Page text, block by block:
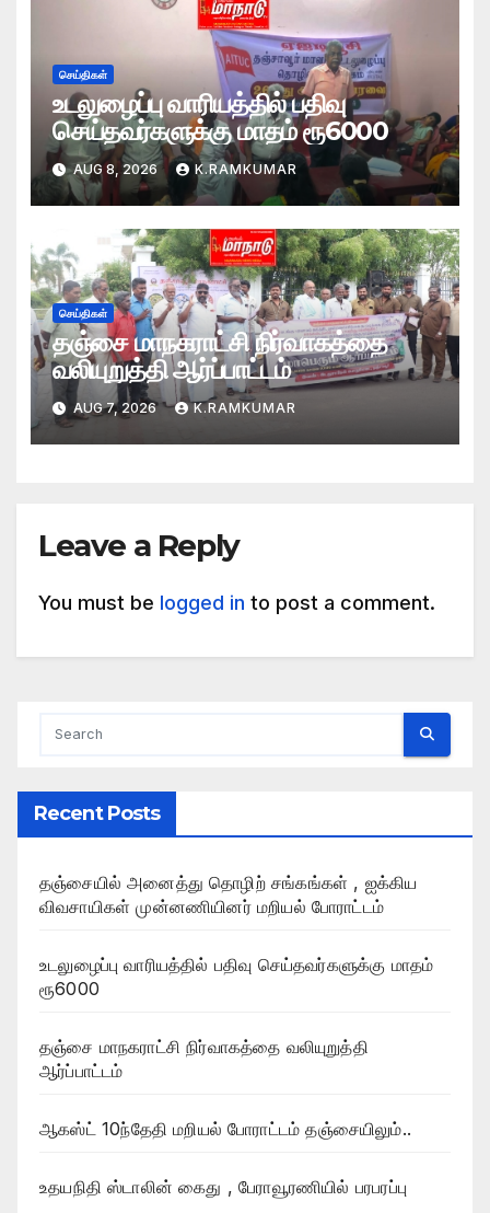
செய்திகள்
உடலுழைப்பு வாரியத்தில் பதிவு
செய்தவர்களுக்கு மாதம் ரூ6000
AUG 8, 2026 K.RAMKUMAR
செய்திகள்
தஞ்சை மாநகராட்சி நிர்வாகத்தை
வலியுறுத்தி ஆர்ப்பாட்டம்
AUG 7, 2026 K.RAMKUMAR
Leave a Reply
You must be logged in to post a comment.
Recent Posts
தஞ்சையில் அனைத்து தொழிற் சங்கங்கள் , ஐக்கிய
விவசாயிகள் முன்னணியினர் மறியல் போராட்டம்
உடலுழைப்பு வாரியத்தில் பதிவு செய்தவர்களுக்கு மாதம்
ரூ6000
தஞ்சை மாநகராட்சி நிர்வாகத்தை வலியுறுத்தி
ஆர்ப்பாட்டம்
ஆகஸ்ட் 10ந்தேதி மறியல் போராட்டம் தஞ்சையிலும்..
உதயநிதி ஸ்டாலின் கைது , பேராவூரணியில் பரபரப்பு